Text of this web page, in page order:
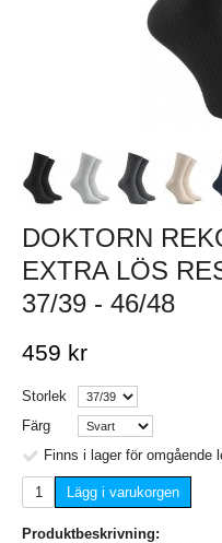
DOKTORN
EXTRA LÖS
37/39 - 46/48
459 kr
Storlek
Färg
Finns i lager för omgående
Lägg i varukorgen
Produktbeskrivning: